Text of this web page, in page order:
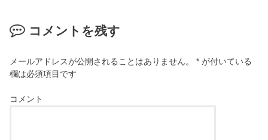
コメントを残す
メールアドレスが公開されることはありません。 * が付いている
欄は必須項目です
コメント